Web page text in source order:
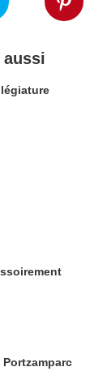
aussi
Portzamparc